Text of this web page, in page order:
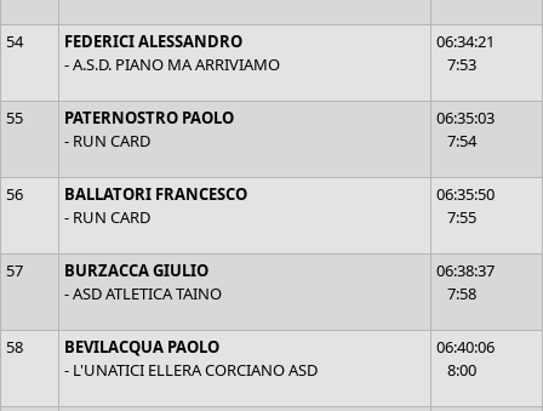
54
FEDERICI ALESSANDRO
- A.S.D. PIANO MA ARRIVIAMO
06:34:21
7:53
55
PATERNOSTRO PAOLO
- RUN CARD
06:35:03
7:54
56
BALLATORI FRANCESCO
- RUN CARD
06:35:50
7:55
57
BURZACCA GIULIO
- ASD ATLETICA TAINO
06:38:37
7:58
58
BEVILACQUA PAOLO
- L'UNATICI ELLERA CORCIANO ASD
06:40:06
8:00